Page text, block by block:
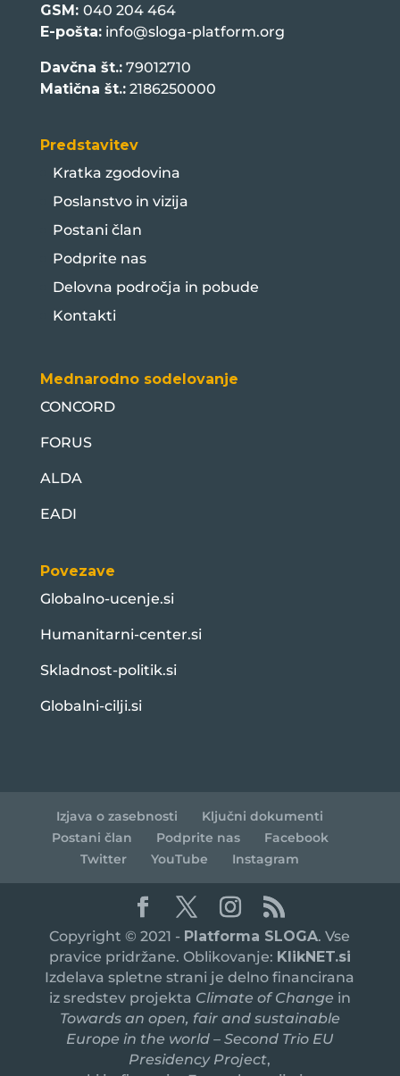
GSM: 040 204 464
E-pošta: info@sloga-platform.org
Davčna št.:79012710
Matična št.:2186250000
Predstavitev
Kratka zgodovina
Poslanstvo in vizija
Postani član
Podprite nas
Delovna področja in pobude
Kontakti
Mednarodno sodelovanje
CONCORD
FORUS
ALDA
EADI
Povezave
Globalno-ucenje.si
Humanitarni-center.si
Skladnost-politik.si
Globalni-cilji.si
Izjava o zasebnosti
Ključni dokumenti
Postani član
Podprite nas
Facebook
Twitter
YouTube Instagram
Copyright © 2021 - Platforma SLOGA. Vse
pravice pridržane. Oblikovanje: KlikNET.si
Izdelava spletne strani je delno financirana
iz sredstev projekta Climate of Change in
Towards an open, fair and sustainable
Europe in the world – Second Trio EU
Presidency Project,